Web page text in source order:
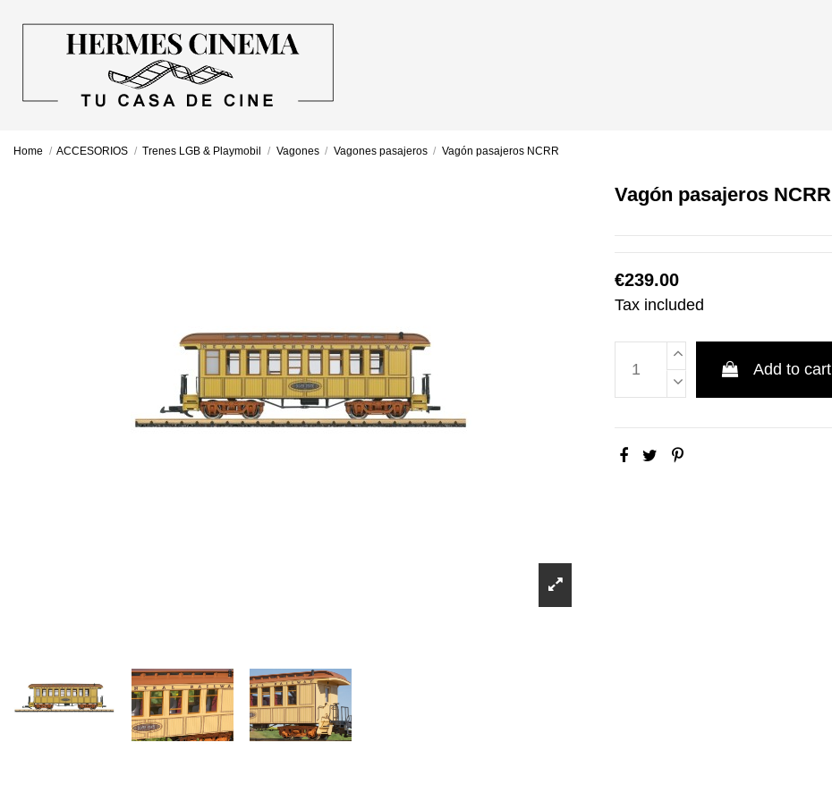
Home ACCESORIOS Trenes LGB & Playmobil Vagones Vagones pasajeros Vagón pasajeros NCRR
Vagón pasajeros NCRR
€239.00
Tax included
Add to cart